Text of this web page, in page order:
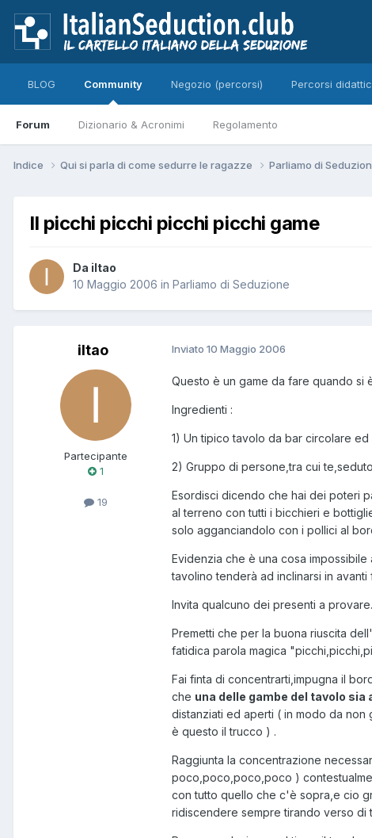
BLOG Community
Forum Dizionario & Acronimi Regolamento
Negozio (percorsi) Percorsi
Indice Qui si parla di come sedurre le ragazze Parliamo di
Il picchi picchi picchi picchi game
Da iltao
10 Maggio 2006 in Parliamo di Seduzione
iltao
Partecipante
1
19
Inviato 10 Maggio 2006
Questo è un game da fare quando si
Ingredienti :
1) Un tipico tavolo da bar circolare ed
2) Gruppo di persone,tra cui
Esordisci dicendo che hai dei poteri
al terreno con tutti i bicchieri e
solo agganciandolo con i pollici al
Evidenzia che è una cosa
tavolino tenderà ad inclinarsi in
Invita qualcuno dei presenti a provare.
Premetti che per la buona riuscita
fatidica parola magica
Fai finta di concentrarti,impugna il
che una delle gambe del tavolo
distanziati ed aperti ( in modo da
è questo il trucco ) .
Raggiunta la concentrazione
poco,poco,poco,poco )
con tutto quello che c'è sopra,e cio
ridiscendere sempre tirando verso di